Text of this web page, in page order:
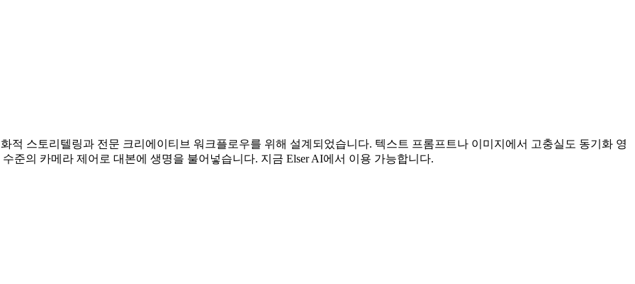
적 스토리텔링과 전문 크리에이티브 워크플로우를 위해 설계되었습니다. 텍스트 프롬프트나 이미지에서 고충실도 동기화 영
준의 카메라 제어로 대본에 생명을 불어넣습니다. 지금 Elser AI에서 이용 가능합니다.